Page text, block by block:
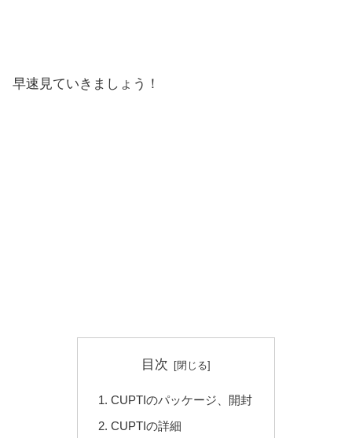
早速見ていきましょう！
目次
CUPTIのパッケージ、開封
CUPTIの詳細